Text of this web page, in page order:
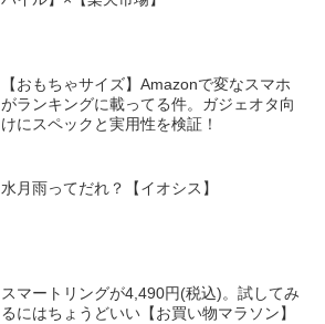
【おもちゃサイズ】Amazonで変なスマホ
がランキングに載ってる件。ガジェオタ向
けにスペックと実用性を検証！
水月雨ってだれ？【イオシス】
スマートリングが4,490円(税込)。試してみ
るにはちょうどいい【お買い物マラソン】